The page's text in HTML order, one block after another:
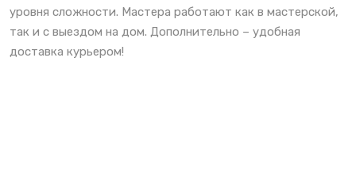
уровня сложности. Мастера работают как в мастерской,
так и с выездом на дом. Дополнительно – удобная
доставка курьером!